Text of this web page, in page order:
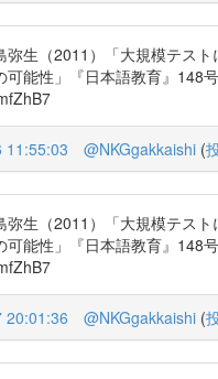
弥生（2011）「大規模テス
可能性」『日本語教育』148号
11:55:03 @NKGgakkaishi (
弥生（2011）「大規模テス
可能性」『日本語教育』148号
20:01:36 @NKGgakkaishi (